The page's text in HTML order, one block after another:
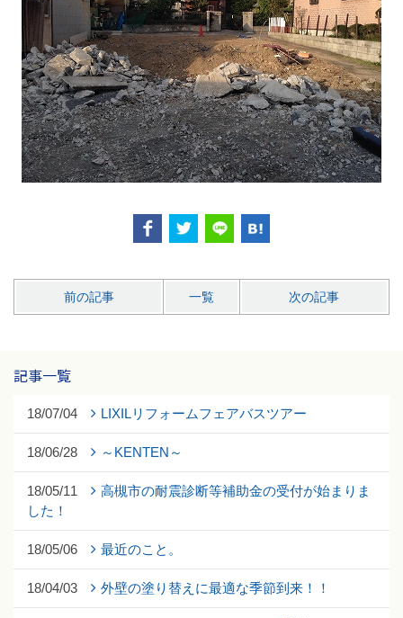
前の記事 一覧 次の記事
記事一覧
18/07/04 LIXILリフォームフェアバスツアー
18/06/28 ～KENTEN～
18/05/11
高槻市の耐震診断等補助金の受付が始まりま
した！
18/05/06 最近のこと。
18/04/03 外壁の塗り替えに最適な季節到来！！